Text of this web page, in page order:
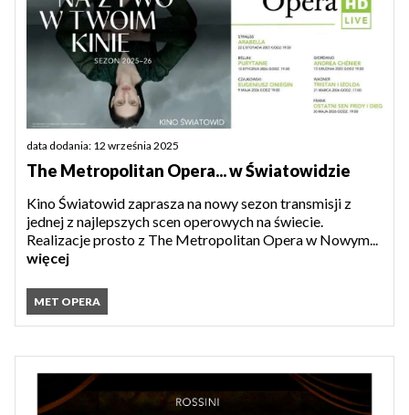
data dodania: 12 września 2025
The Metropolitan Opera... w Światowidzie
Kino Światowid zaprasza na nowy sezon transmisji z
jednej z najlepszych scen operowych na świecie.
Realizacje prosto z The Metropolitan Opera w Nowym...
więcej
MET OPERA